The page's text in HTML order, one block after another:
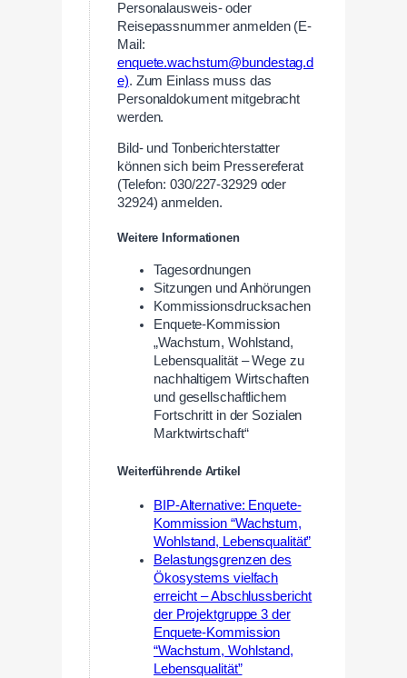
Personalausweis- oder
Reisepassnummer anmelden (E-
Mail:
enquete.wachstum@bundestag.d
e). Zum Einlass muss das
Personaldokument mitgebracht
werden.
Bild- und Tonberichterstatter
können sich beim Pressereferat
(Telefon: 030/227-32929 oder
32924) anmelden.
Weitere Informationen
Tagesordnungen
Sitzungen und Anhörungen
Kommissionsdrucksachen
Enquete-Kommission
„Wachstum, Wohlstand,
Lebensqualität – Wege zu
nachhaltigem Wirtschaften
und gesellschaftlichem
Fortschritt in der Sozialen
Marktwirtschaft“
Weiterführende Artikel
BIP-Alternative: Enquete-
Kommission “Wachstum,
Wohlstand, Lebensqualität”
Belastungsgrenzen des
Ökosystems vielfach
erreicht – Abschlussbericht
der Projektgruppe 3 der
Enquete-Kommission
“Wachstum, Wohlstand,
Lebensqualität”